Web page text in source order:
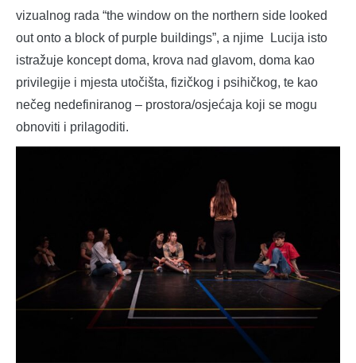
vizualnog rada “the window on the northern side looked
out onto a block of purple buildings”, a njime Lucija isto
istražuje koncept doma, krova nad glavom, doma kao
privilegije i mjesta utočišta, fizičkog i psihičkog, te kao
nečeg nedefiniranog – prostora/osjećaja koji se mogu
obnoviti i prilagoditi.